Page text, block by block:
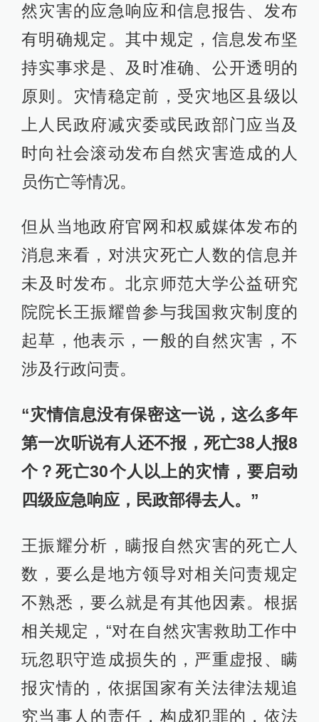
然灾害的应急响应和信息报告、发布
有明确规定。其中规定，信息发布坚
持实事求是、及时准确、公开透明的
原则。灾情稳定前，受灾地区县级以
上人民政府减灾委或民政部门应当及
时向社会滚动发布自然灾害造成的人
员伤亡等情况。
但从当地政府官网和权威媒体发布的
消息来看，对洪灾死亡人数的信息并
未及时发布。北京师范大学公益研究
院院长王振耀曾参与我国救灾制度的
起草，他表示，一般的自然灾害，不
涉及行政问责。
“灾情信息没有保密这一说，这么多年
第一次听说有人还不报，死亡38人报8
个？死亡30个人以上的灾情，要启动
四级应急响应，民政部得去人。”
王振耀分析，瞒报自然灾害的死亡人
数，要么是地方领导对相关问责规定
不熟悉，要么就是有其他因素。根据
相关规定，“对在自然灾害救助工作中
玩忽职守造成损失的，严重虚报、瞒
报灾情的，依据国家有关法律法规追
究当事人的责任，构成犯罪的，依法